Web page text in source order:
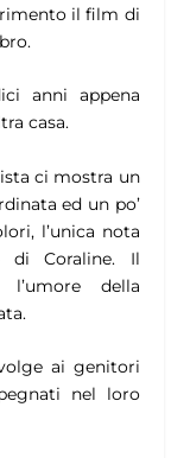
il film di
anni appena
casa.
ci mostra un
ed un po’
l’unica nota
di Coraline. Il
l’umore della
ai genitori
nel loro